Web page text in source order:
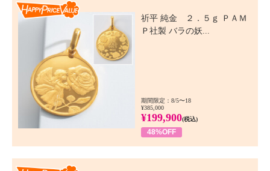
祈平 純金 ２．５ｇ ＰＡＭ
Ｐ社製 バラの妖...
期間限定：8/5〜18
¥385,000
¥199,900(税込)
48%OFF